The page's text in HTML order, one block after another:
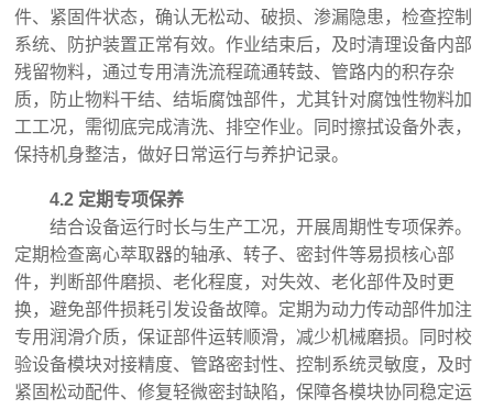
件、紧固件状态，确认无松动、破损、渗漏隐患，检查控制
系统、防护装置正常有效。作业结束后，及时清理设备内部
残留物料，通过专用清洗流程疏通转鼓、管路内的积存杂
质，防止物料干结、结垢腐蚀部件，尤其针对腐蚀性物料加
工工况，需彻底完成清洗、排空作业。同时擦拭设备外表，
保持机身整洁，做好日常运行与养护记录。
4.2 定期专项保养
结合设备运行时长与生产工况，开展周期性专项保养。
定期检查离心萃取器的轴承、转子、密封件等易损核心部
件，判断部件磨损、老化程度，对失效、老化部件及时更
换，避免部件损耗引发设备故障。定期为动力传动部件加注
专用润滑介质，保证部件运转顺滑，减少机械磨损。同时校
验设备模块对接精度、管路密封性、控制系统灵敏度，及时
紧固松动配件、修复轻微密封缺陷，保障各模块协同稳定运